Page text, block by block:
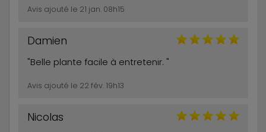
Avis ajouté le 21 jan. 08h15
Damien
"Belle plante facile à entretenir. "
Avis ajouté le 22 fév. 19h13
Nicolas